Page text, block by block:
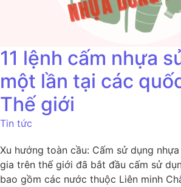
11 lệnh cấm nhựa
một lần tại các
Thế giới
Tin tức
Xu hướng toàn cầu: Cấm sử dụng
gia trên thế giới đã bắt đầu cấm sử
bao gồm các nước thuộc Liên minh